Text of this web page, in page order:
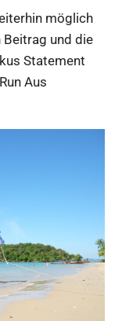
möglich
Beitrag und die
Statement
Aus